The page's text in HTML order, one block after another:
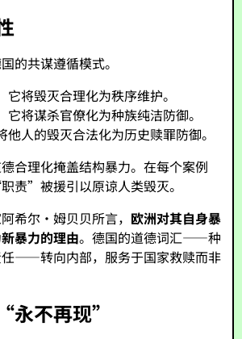
的共谋遵循模式。
它将毁灭合理化为秩序维护。
它将谋杀官僚化为种族纯洁防御。
他人的毁灭合法化为历史赎罪防御。
合理化掩盖结构暴力。在每个案例
”被援引以原谅人类毁灭。
希尔·姆贝贝所言， 欧洲对其自身暴
暴力的理由。德国的道德词汇——种
——转向内部，服务于国家救赎而非
永不再现”